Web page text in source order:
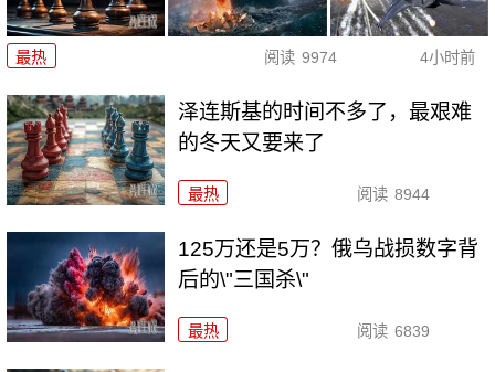
最热 阅读 9974 4小时前
泽连斯基的时间不多了，最艰难
的冬天又要来了
最热 阅读 8944
125万还是5万？俄乌战损数字背
后的\"三国杀\"
最热 阅读 6839